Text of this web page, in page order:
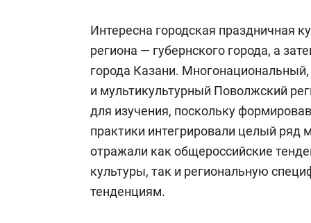
Интересна городская праздничная
региона — губернского города, а
города Казани.
и мультикультурный Поволжский
для изучения, поскольку
практики интегрировали целый ряд
отражали как общероссийские
культуры, так и региональную
тенденциям.